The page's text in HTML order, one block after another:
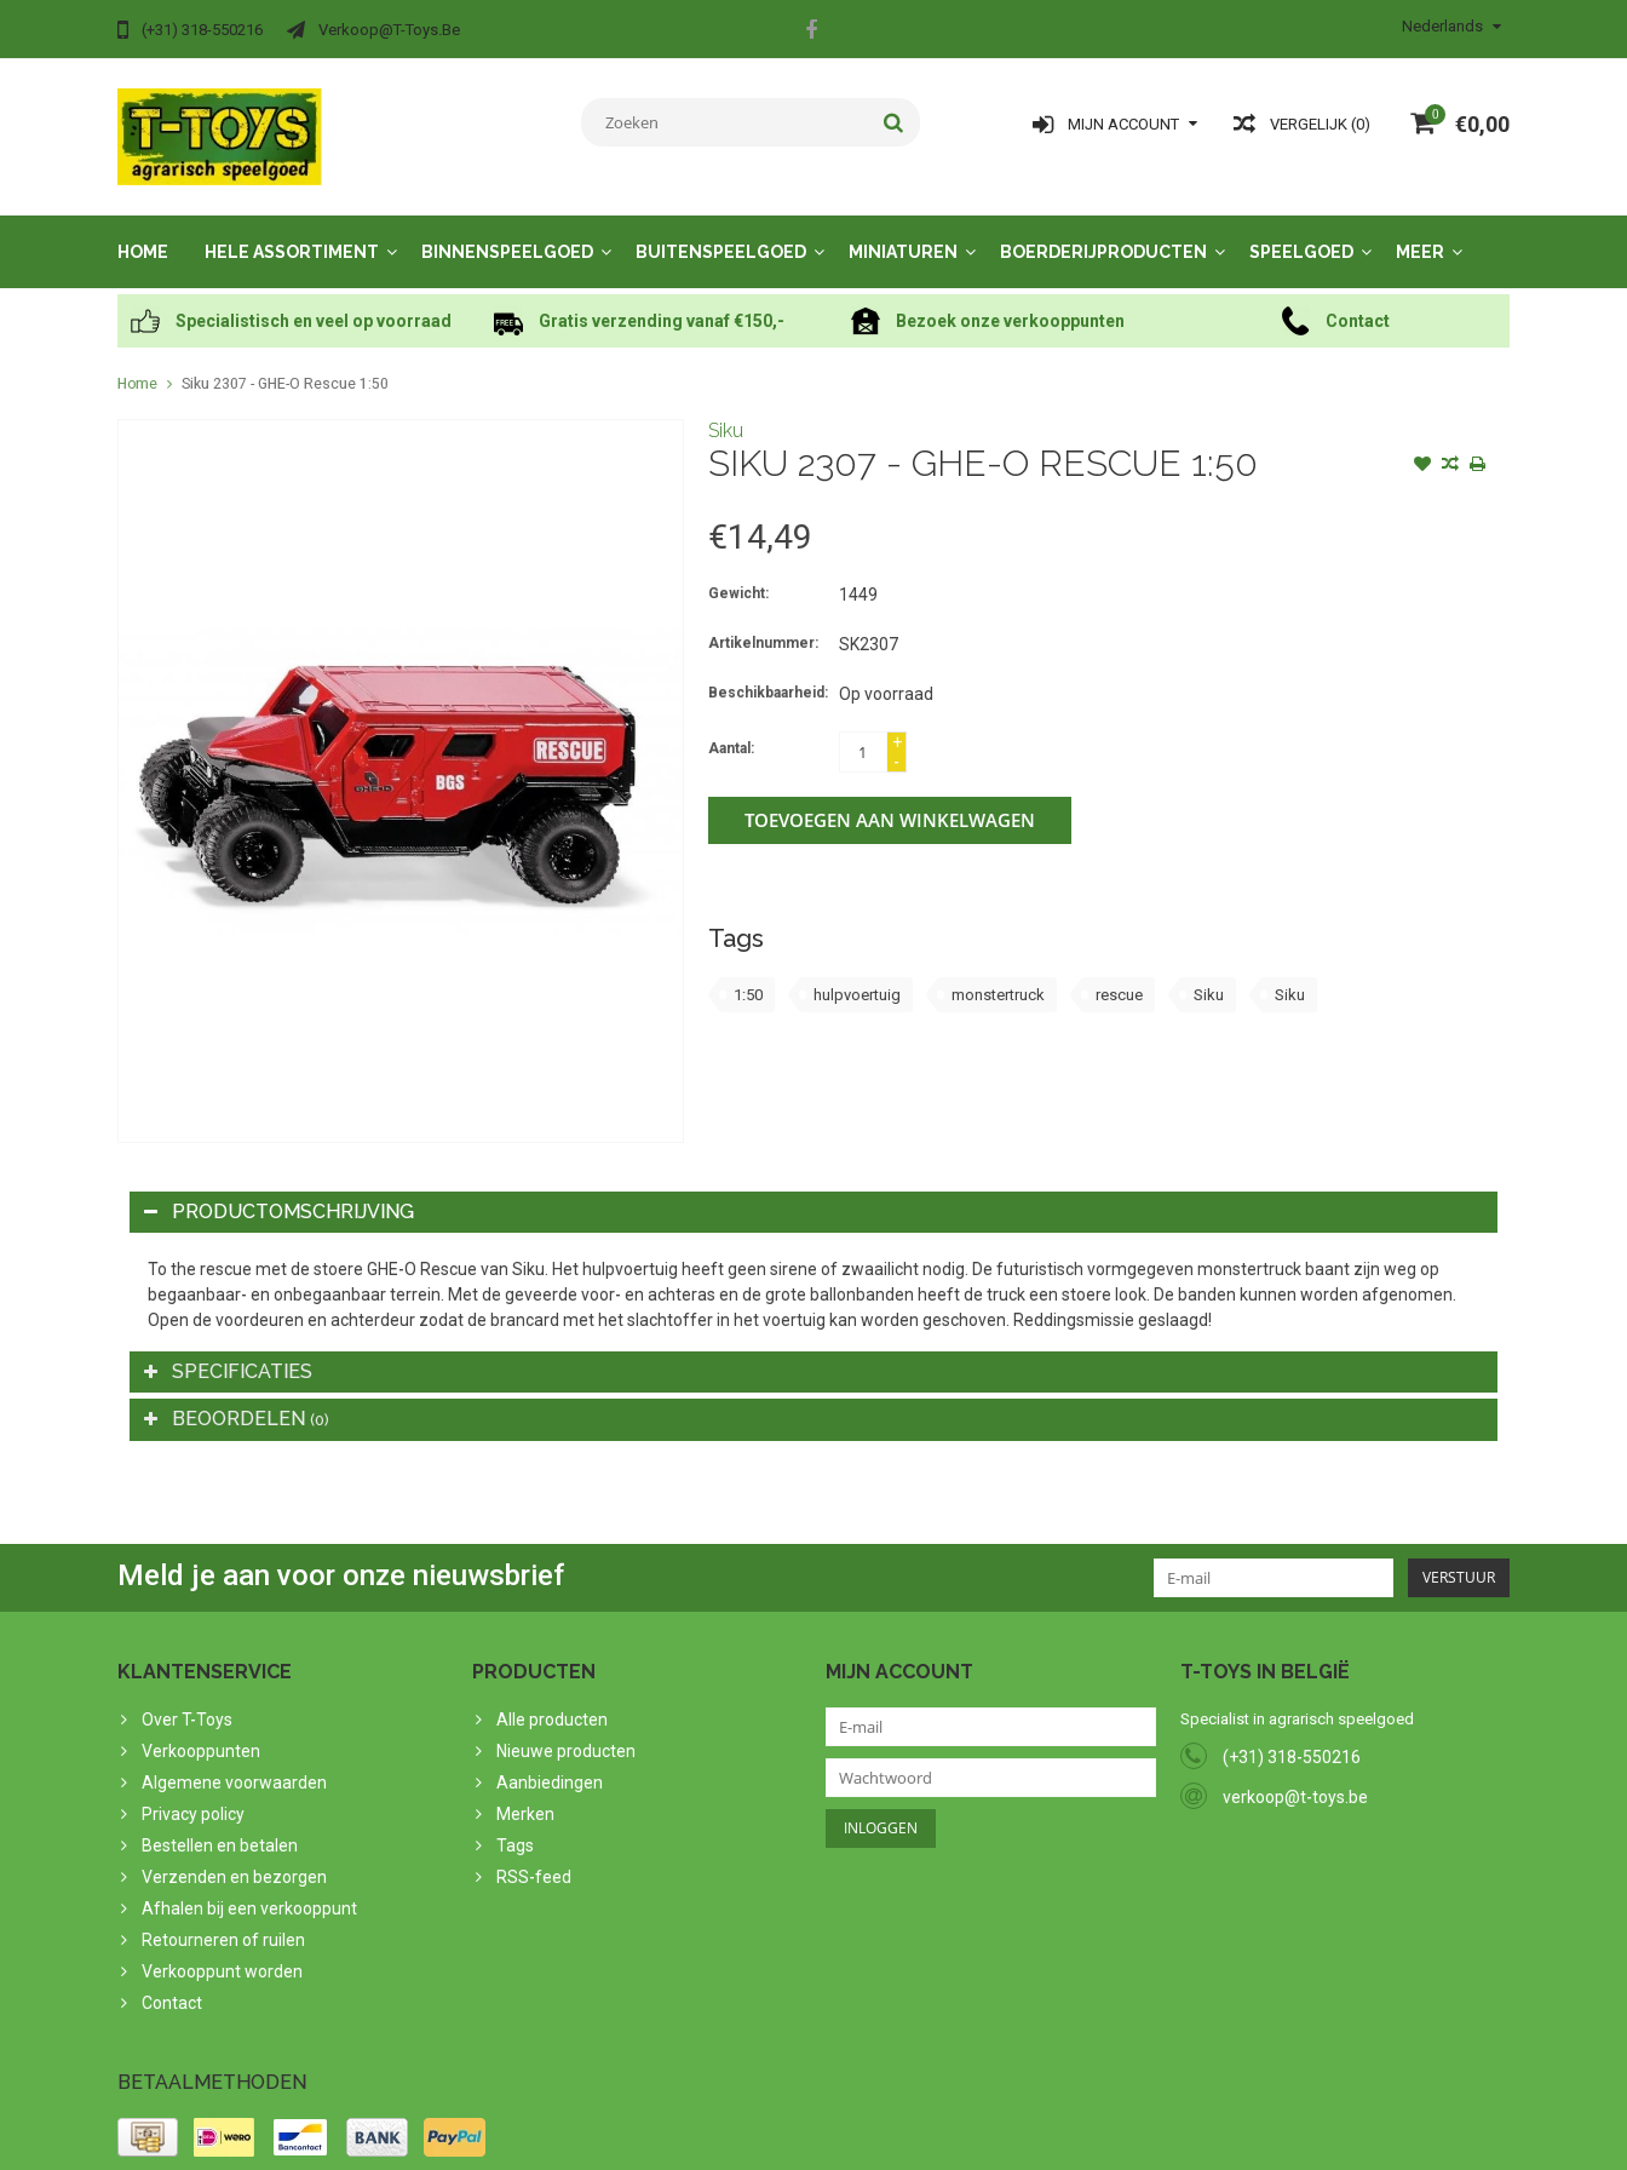
(+31) 318-550216 Verkoop@t-Toys.be Nederlands
0 €0,00
VERGELIJK (0)
MIJN ACCOUNT
HOME HELE ASSORTIMENT BINNENSPEELGOED BUITENSPEELGOED MINIATUREN BOERDERIJPRODUCTEN SPEELGOED MEER
Specialistisch en veel op voorraad Gratis verzending vanaf €150,- Bezoek onze verkooppunten Contact
Home Siku 2307 - GHE-O Rescue 1:50
Siku
SIKU 2307 - GHE-O RESCUE 1:50
€14,49
Gewicht: 1449
Artikelnummer: SK2307
Beschikbaarheid: Op voorraad
Aantal:
+
-
TOEVOEGEN AAN WINKELWAGEN
Tags
1:50 hulpvoertuig monstertruck rescue Siku Siku
PRODUCTOMSCHRIJVING
To the rescue met de stoere GHE-O Rescue van Siku. Het hulpvoertuig heeft geen sirene of zwaailicht nodig. De futuristisch vormgegeven monstertruck baant zijn weg op
begaanbaar- en onbegaanbaar terrein. Met de geveerde voor- en achteras en de grote ballonbanden heeft de truck een stoere look. De banden kunnen worden afgenomen.
Open de voordeuren en achterdeur zodat de brancard met het slachtoffer in het voertuig kan worden geschoven. Reddingsmissie geslaagd!
SPECIFICATIES
BEOORDELEN (0)
Meld je aan voor onze nieuwsbrief VERSTUUR
KLANTENSERVICE
Over T-Toys
Verkooppunten
Algemene voorwaarden
Privacy policy
Bestellen en betalen
Verzenden en bezorgen
Afhalen bij een verkooppunt
Retourneren of ruilen
Verkooppunt worden
Contact
PRODUCTEN
Alle producten
Nieuwe producten
Aanbiedingen
Merken
Tags
RSS-feed
MIJN ACCOUNT T-TOYS IN BELGIË
Specialist in agrarisch speelgoed
(+31) 318-550216
verkoop@t-toys.be
BETAALMETHODEN